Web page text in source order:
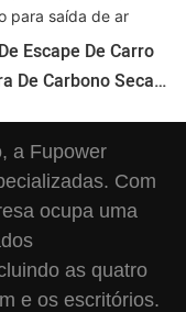
Escape De Carro
De Carbono Seca
De Fibra De
Para Saída De Ar
a Fupower
Com
ocupa uma
as quatro
e os escritórios.